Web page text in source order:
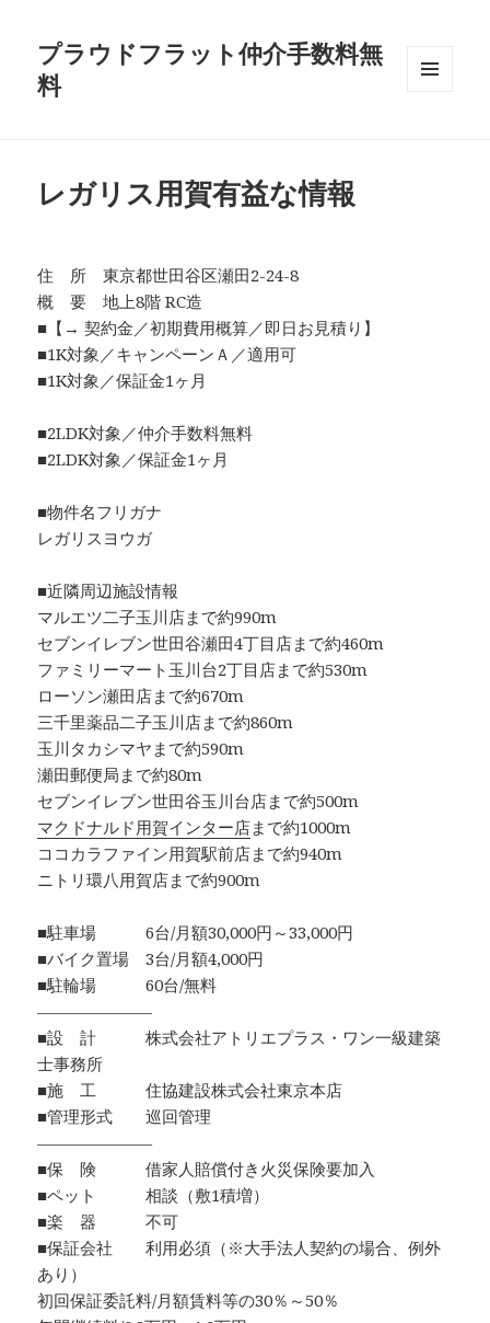
プラウドフラット仲介手数料無
料
レガリス用賀有益な情報
住 所 東京都世田谷区瀬田2-24-8
概 要 地上8階 RC造
■【→ 契約金／初期費用概算／即日お見積り】
■1K対象／キャンペーンＡ／適用可
■1K対象／保証金1ヶ月
■2LDK対象／仲介手数料無料
■2LDK対象／保証金1ヶ月
■物件名フリガナ
レガリスヨウガ
■近隣周辺施設情報
マルエツ二子玉川店まで約990m
セブンイレブン世田谷瀬田4丁目店まで約460m
ファミリーマート玉川台2丁目店まで約530m
ローソン瀬田店まで約670m
三千里薬品二子玉川店まで約860m
玉川タカシマヤまで約590m
瀬田郵便局まで約80m
セブンイレブン世田谷玉川台店まで約500m
マクドナルド用賀インター店まで約1000m
ココカラファイン用賀駅前店まで約940m
ニトリ環八用賀店まで約900m
■駐車場 6台/月額30,000円～33,000円
■バイク置場 3台/月額4,000円
■駐輪場 60台/無料
―――――――
■設 計 株式会社アトリエプラス・ワン一級建築
士事務所
■施 工 住協建設株式会社東京本店
■管理形式 巡回管理
―――――――
■保 険 借家人賠償付き火災保険要加入
■ペット 相談（敷1積増）
■楽 器 不可
■保証会社 利用必須（※大手法人契約の場合、例外
あり）
初回保証委託料/月額賃料等の30％～50％